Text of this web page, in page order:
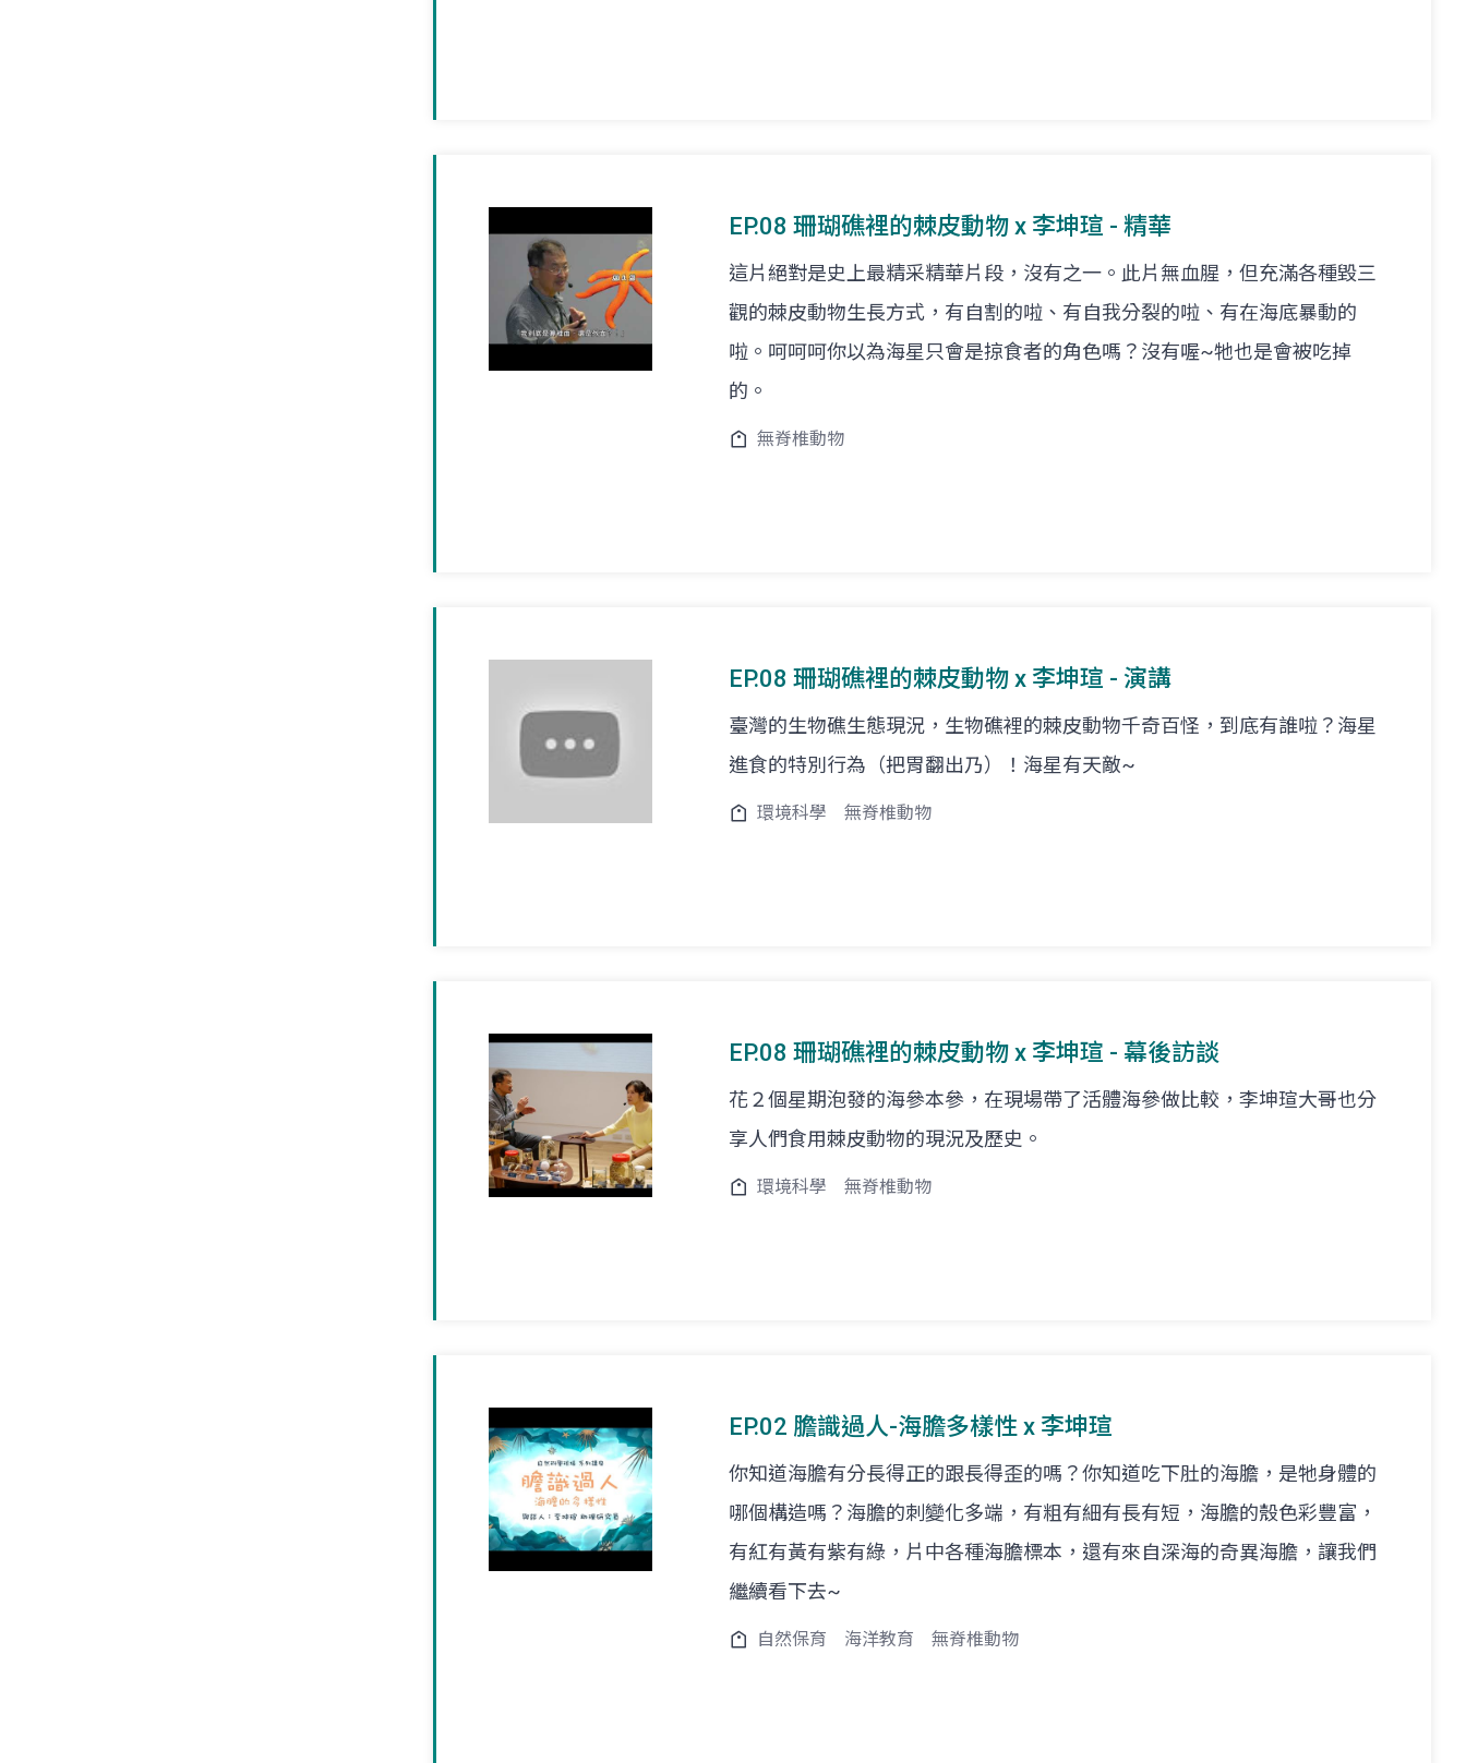
EP.08 珊瑚礁裡的棘皮動物 x 李坤瑄 - 精華
這片絕對是史上最精采精華片段，沒有之一。此片無血腥，但充滿各種毀三
觀的棘皮動物生長方式，有自割的啦、有自我分裂的啦、有在海底暴動的
啦。呵呵呵你以為海星只會是掠食者的角色嗎？沒有喔~牠也是會被吃掉
的。
無脊椎動物
EP.08 珊瑚礁裡的棘皮動物 x 李坤瑄 - 演講
臺灣的生物礁生態現況，生物礁裡的棘皮動物千奇百怪，到底有誰啦？海星
進食的特別行為（把胃翻出乃）！海星有天敵~
環境科學 無脊椎動物
EP.08 珊瑚礁裡的棘皮動物 x 李坤瑄 - 幕後訪談
花２個星期泡發的海參本參，在現場帶了活體海參做比較，李坤瑄大哥也分
享人們食用棘皮動物的現況及歷史。
環境科學 無脊椎動物
EP.02 膽識過人-海膽多樣性 x 李坤瑄
你知道海膽有分長得正的跟長得歪的嗎？你知道吃下肚的海膽，是牠身體的
哪個構造嗎？海膽的刺變化多端，有粗有細有長有短，海膽的殼色彩豐富，
有紅有黃有紫有綠，片中各種海膽標本，還有來自深海的奇異海膽，讓我們
繼續看下去~
自然保育 海洋教育 無脊椎動物